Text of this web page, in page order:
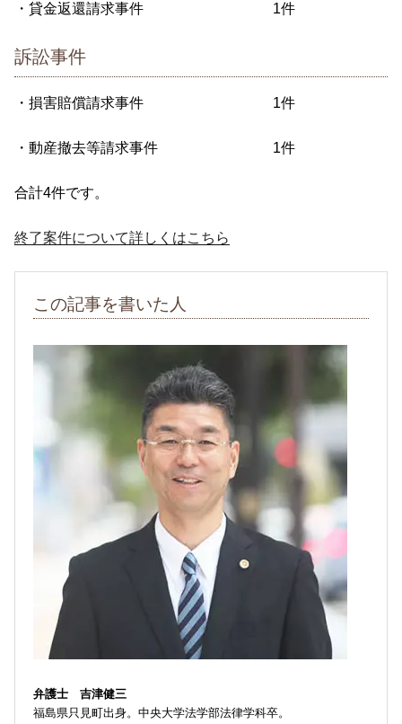
・貸金返還請求事件 1件
訴訟事件
・損害賠償請求事件 1件
・動産撤去等請求事件 1件
合計4件です。
終了案件について詳しくはこちら
この記事を書いた人
弁護士 吉津健三
福島県只見町出身。中央大学法学部法律学科卒。